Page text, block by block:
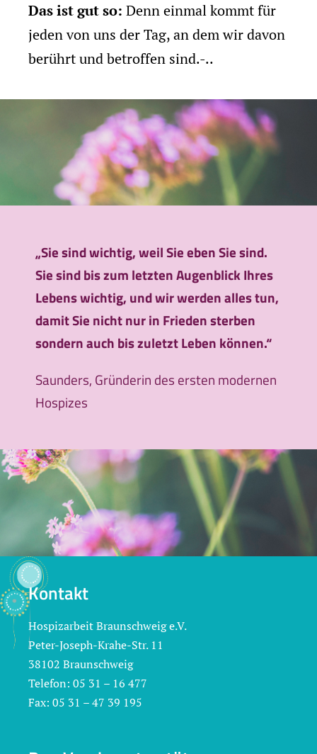
Das ist gut so: Denn einmal kommt für
jeden von uns der Tag, an dem wir davon
berührt und betroffen sind.-..
„Sie sind wichtig, weil Sie eben Sie sind.
Sie sind bis zum letzten Augenblick Ihres
Lebens wichtig, und wir werden alles tun,
damit Sie nicht nur in Frieden sterben
sondern auch bis zuletzt Leben können.“
Saunders, Gründerin des ersten modernen
Hospizes
Kontakt
Hospizarbeit Braunschweig e.V.
Peter-Joseph-Krahe-Str. 11
38102 Braunschweig
Telefon: 05 31 – 16 477
Fax: 05 31 – 47 39 195